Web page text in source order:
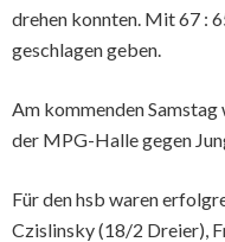
drehen konnten. Mit 67 :
geschlagen geben.
Am kommenden
der MPG-Halle gegen
Für den hsb waren
Czislinsky (18/2 Dreier),